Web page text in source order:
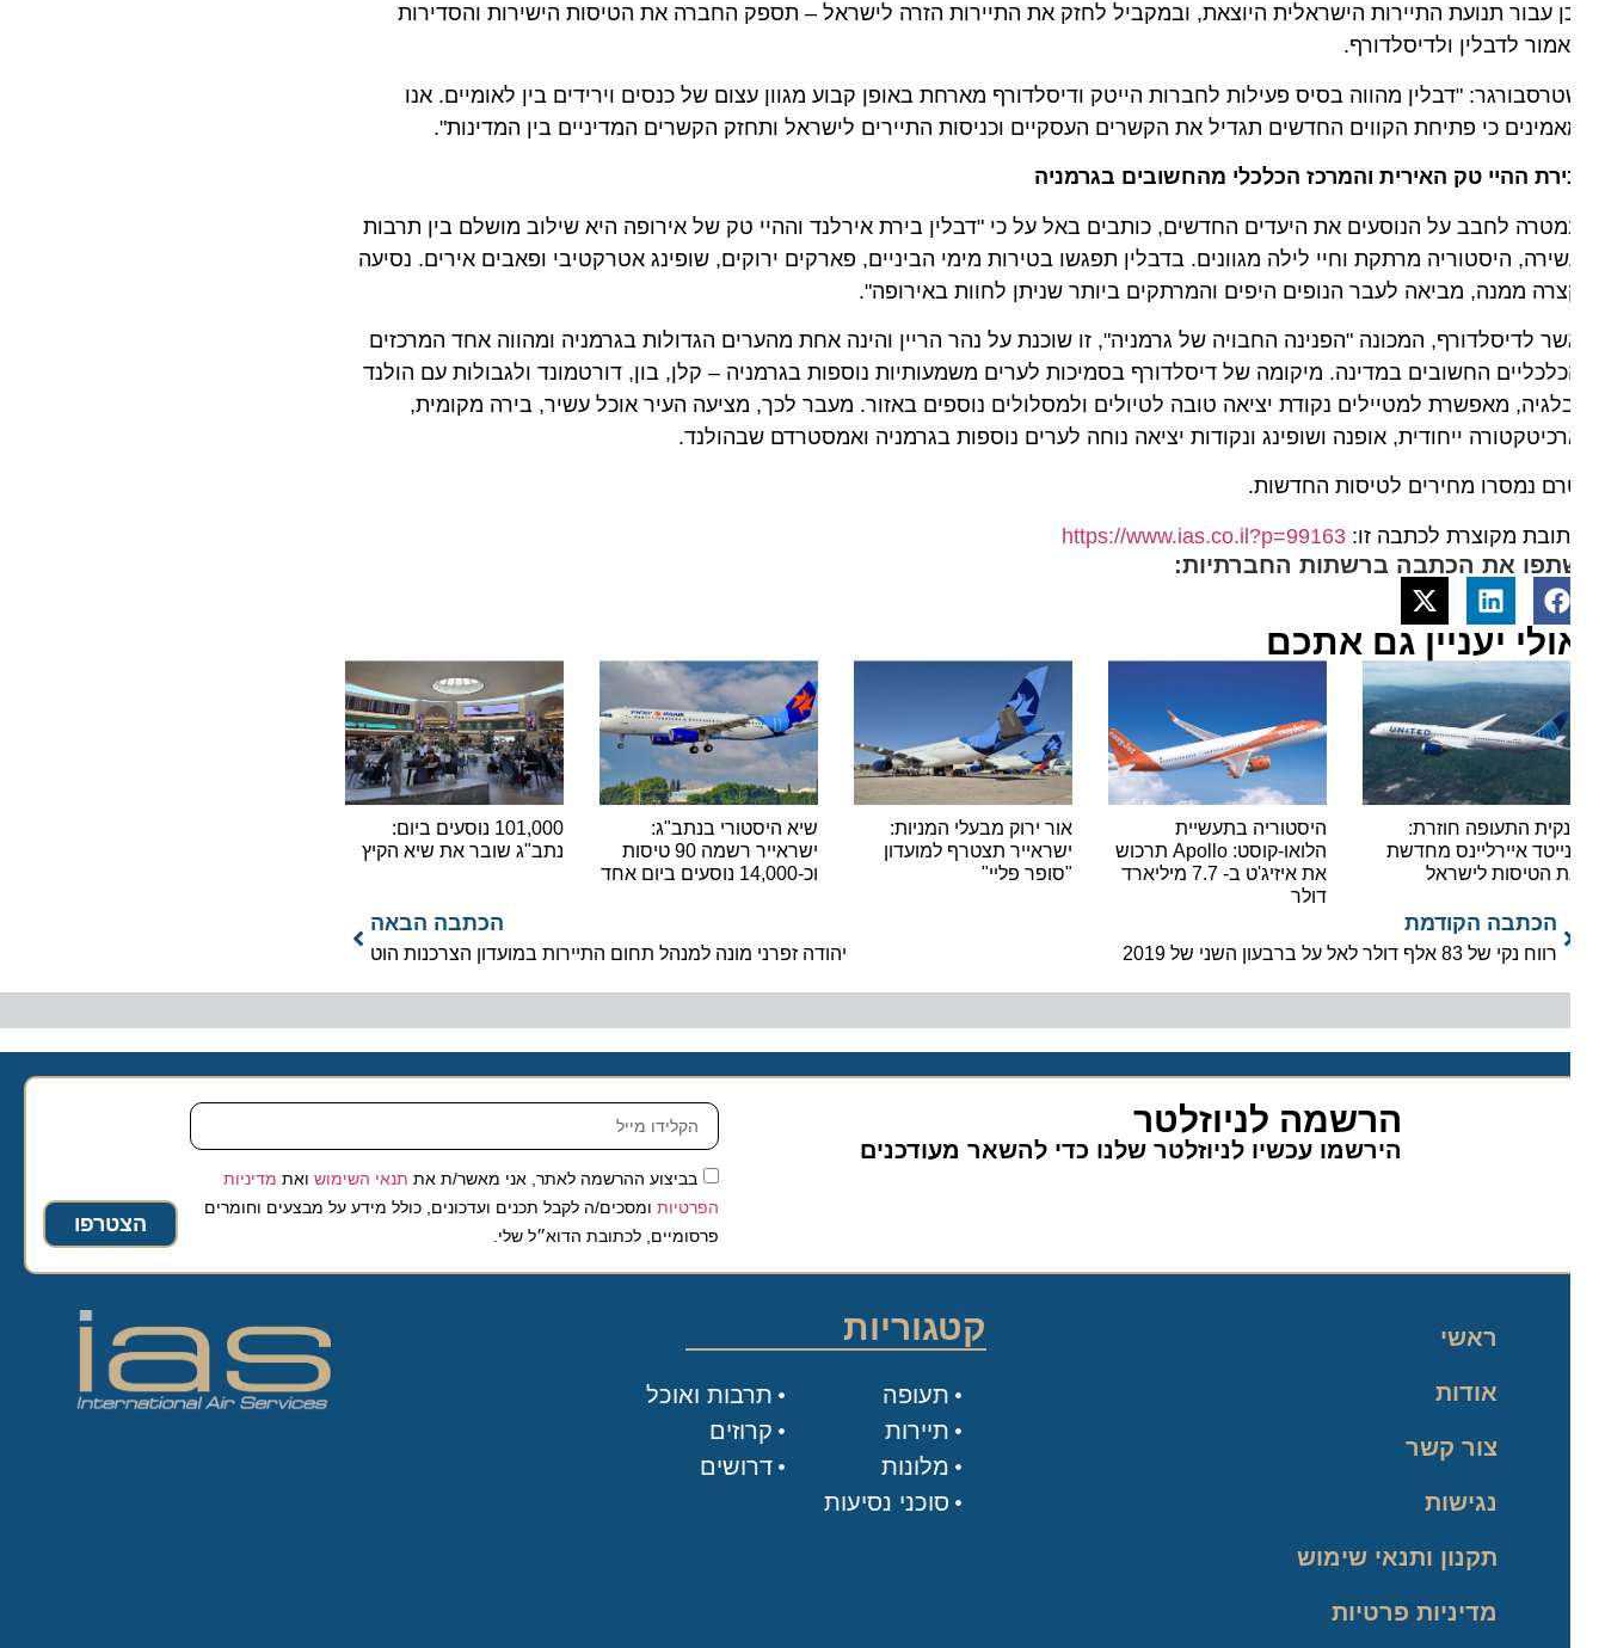
עבור תנועת התיירות הישראלית היוצאת, ובמקביל לחזק את התיירות הזרה לישראל – תספק החברה את הטיסות הישירות והסדירות
לדבלין ולדיסלדורף.
"דבלין מהווה בסיס פעילות לחברות הייטק ודיסלדורף מארחת באופן קבוע מגוון עצום של כנסים וירידים בין לאומיים. אנו
כי פתיחת הקווים החדשים תגדיל את הקשרים העסקיים וכניסות התיירים לישראל ותחזק הקשרים המדיניים בין המדינות".
ההיי טק האירית והמרכז הכלכלי מהחשובים בגרמניה
לחבב על הנוסעים את היעדים החדשים, כותבים באל על כי "דבלין בירת אירלנד וההיי טק של אירופה היא שילוב מושלם בין תרבות
היסטוריה מרתקת וחיי לילה מגוונים. בדבלין תפגשו בטירות מימי הביניים, פארקים ירוקים, שופינג אטרקטיבי ופאבים אירים. נסיעה
ממנה, מביאה לעבר הנופים היפים והמרתקים ביותר שניתן לחוות באירופה".
לדיסלדורף, המכונה "הפנינה החבויה של גרמניה", זו שוכנת על נהר הריין והינה אחת מהערים הגדולות בגרמניה ומהווה אחד המרכזים
החשובים במדינה. מיקומה של דיסלדורף בסמיכות לערים משמעותיות נוספות בגרמניה – קלן, בון, דורטמונד ולגבולות עם הולנד
מאפשרת למטיילים נקודת יציאה טובה לטיולים ולמסלולים נוספים באזור. מעבר לכך, מציעה העיר אוכל עשיר, בירה מקומית,
ייחודית, אופנה ושופינג ונקודות יציאה נוחה לערים נוספות בגרמניה ואמסטרדם שבהולנד.
נמסרו מחירים לטיסות החדשות.
מקוצרת לכתבה זו:https://www.ias.co.il?p=99163
את הכתבה ברשתות החברתיות:
יעניין גם אתכם
התעופה חוזרת:
איירליינס מחדשת
הטיסות לישראל
היסטוריה בתעשיית
הלואו-קוסט: Apollo תרכוש
את איזיג'ט ב- 7.7 מיליארד
דולר
אור ירוק מבעלי המניות:
ישראייר תצטרף למועדון
"סופר פליי"
שיא היסטורי בנתב"ג:
ישראייר רשמה 90 טיסות
101,000 נוסעים ביום:
נתב"ג שובר את שיא הקיץ
הכתבה הקודמת
רווח נקי של 83 אלף דולר לאל על ברבעון השני של 2019
הכתבה הבאה
יהודה זפרני מונה למנהל תחום התיירות במועדון הצרכנות הוט
הרשמה לניוזלטר
הירשמו עכשיו לניוזלטר שלנו כדי להשאר מעודכנים
בביצוע ההרשמה לאתר, אני מאשר/ת אתתנאי השימושואת מדיניות
הפרטיותומסכים/ה לקבל תכנים ועדכונים, כולל מידע על מבצעים וחומרים
פרסומיים, לכתובת הדוא״ל שלי.
הצטרפו
ראשי
אודות
צור קשר
נגישות
תקנון ותנאי שימוש
מדיניות פרטיות
קטגוריות
תעופה
תיירות
מלונות
סוכני נסיעות
תרבות ואוכל
קרוזים
דרושים